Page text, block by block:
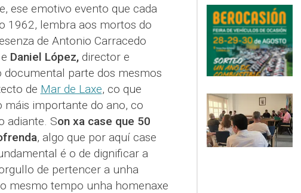
ese emotivo evento que cada
1962, lembra aos mortos do
de Antonio Carracedo
Daniel López,director e
parte dos mesmos
de Mar de Laxe, co que
máis importante do ano, co
adiante. Son xa case que 50
, algo que por aquí case
é o de dignificar a
de pertencer a unha
mesmo tempo unha homenaxe